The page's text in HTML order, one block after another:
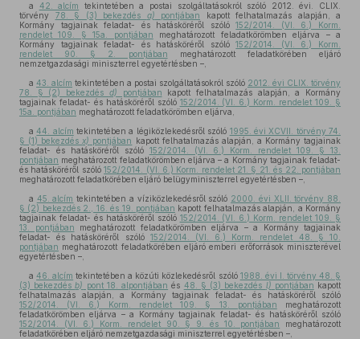
a 42. alcím
tekintetében a postai szolgáltatásokról szóló 2012. évi. CLIX.
törvény 78. § (3) bekezdés a) pontjában kapott felhatalmazás alapján, a
Kormány tagjainak feladat- és hatásköréről szóló152/2014. (VI. 6.) Korm.
rendelet 109. § 15a. pontjában meghatározott feladatkörömben eljárva – a
Kormány tagjainak feladat- és hatásköréről szóló152/2014. (VI. 6.) Korm.
rendelet 90. § 2. pontjában meghatározott feladatkörében eljáró
nemzetgazdasági miniszterrel egyetértésben –,
a 43. alcím tekintetében a postai szolgáltatásokról szóló 2012. évi CLIX. törvény
78. § (2) bekezdés d) pontjában kapott felhatalmazás alapján, a Kormány
tagjainak feladat- és hatásköréről szóló 152/2014. (VI. 6.) Korm. rendelet 109. §
15a. pontjában meghatározott feladatkörömben eljárva,
a44. alcím tekintetében a légiközlekedésről szóló 1995. évi XCVII. törvény 74.
§ (1) bekezdés x) pontjában kapott felhatalmazás alapján, a Kormány tagjainak
feladat- és hatásköréről szóló 152/2014. (VI. 6.) Korm. rendelet 109. § 13.
pontjában meghatározott feladatkörömben eljárva – a Kormány tagjainak feladat-
és hatásköréről szóló152/2014. (VI. 6.) Korm. rendelet 21. § 21. és 22. pontjában
meghatározott feladatkörében eljáró belügyminiszterrel egyetértésben –,
a 45. alcím tekintetében a víziközlekedésről szóló 2000. évi XLII. törvény 88.
§ (2) bekezdés 2., 16. és 19. pontjában kapott felhatalmazás alapján, a Kormány
tagjainak feladat- és hatásköréről szóló 152/2014. (VI. 6.) Korm. rendelet 109. §
13. pontjában meghatározott feladatkörömben eljárva – a Kormány tagjainak
feladat- és hatásköréről szóló 152/2014. (VI. 6.) Korm. rendelet 48. § 10.
pontjában meghatározott feladatkörében eljáró emberi erőforrások miniszterével
egyetértésben –,
a46. alcím tekintetében a közúti közlekedésről szóló 1988. évi I. törvény 48. §
(3) bekezdésb) pont 18. alpontjában és 48. § (3) bekezdés l) pontjában kapott
felhatalmazás alapján, a Kormány tagjainak feladat- és hatásköréről szóló
152/2014. (VI. 6.) Korm. rendelet 109. § 13. pontjában meghatározott
feladatkörömben eljárva – a Kormány tagjainak feladat- és hatásköréről szóló
152/2014. (VI. 6.) Korm. rendelet 90. § 9. és 10. pontjában
meghatározott
feladatkörében eljáró nemzetgazdasági miniszterrel egyetértésben –,